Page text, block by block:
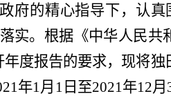
府的精心指导下，认
实。根据《中华人民
年度报告的要求，现将独
年1月 1 日至2021年12月